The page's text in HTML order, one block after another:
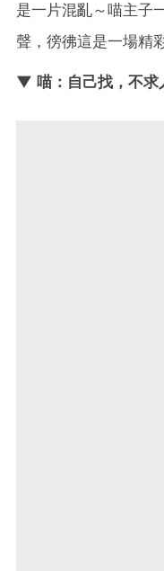
是一片混亂～喵主子
聲，徬彿這是一場精
▼ 喵：自己找，不求